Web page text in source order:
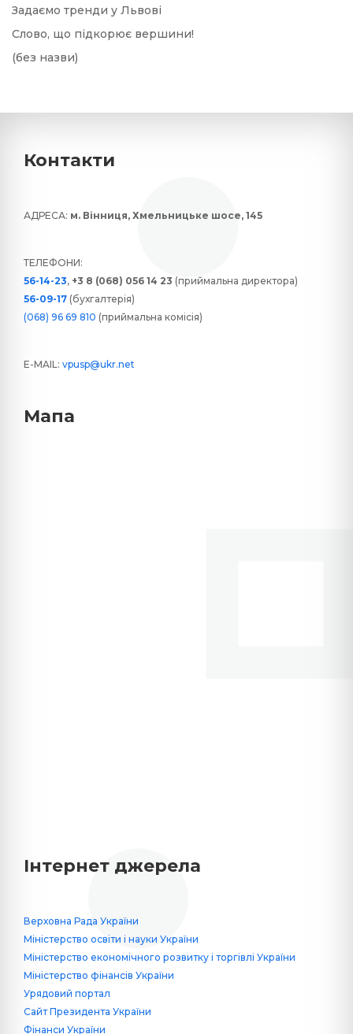
Задаємо тренди у Львові
Слово, що підкорює вершини!
(без назви)
Контакти
АДРЕСА: м. Вінниця, Хмельницьке шосе, 145
ТЕЛЕФОНИ:
56-14-23, +3 8 (068) 056 14 23 (приймальна директора)
56-09-17 (бухгалтерія)
(068) 96 69 810 (приймальна комісія)
E-MAIL: vpusp@ukr.net
Мапа
Інтернет джерела
Верховна Рада України
Міністерство освіти і науки України
Міністерство економічного розвитку і торгівлі України
Міністерство фінансів України
Урядовий портал
Сайт Президента України
Фінанси України